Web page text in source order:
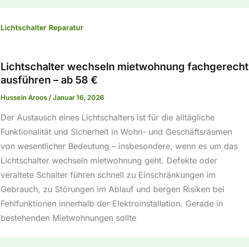
Lichtschalter Reparatur
Lichtschalter wechseln mietwohnung fachgerecht
ausführen – ab 58 €
Hussein Aroos /Januar 16, 2026
Der Austausch eines Lichtschalters ist für die alltägliche
Funktionalität und Sicherheit in Wohn- und Geschäftsräumen
von wesentlicher Bedeutung – insbesondere, wenn es um das
Lichtschalter wechseln mietwohnung geht. Defekte oder
veraltete Schalter führen schnell zu Einschränkungen im
Gebrauch, zu Störungen im Ablauf und bergen Risiken bei
Fehlfunktionen innerhalb der Elektroinstallation. Gerade in
bestehenden Mietwohnungen sollte